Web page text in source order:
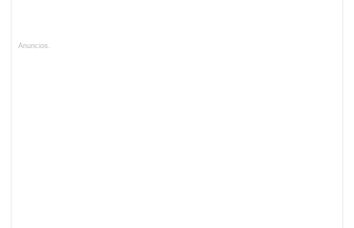
Anuncios.